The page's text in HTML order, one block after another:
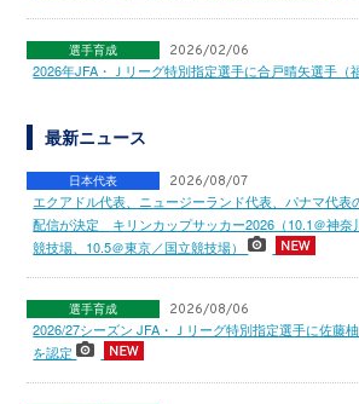
選手育成 2026/02/06
2026年JFA・Ｊリーグ特別指定選手に合戸晴矢選手
最新ニュース
日本代表 2026/08/07
エクアドル代表、ニュージーランド代表、パナマ代表
配信が決定 キリンカップサッカー2026（10.1＠神奈
競技場、10.5＠東京／国立競技場）
選手育成 2026/08/06
2026/27シーズン JFA・Ｊリーグ特別指定選手に佐藤柚
を認定